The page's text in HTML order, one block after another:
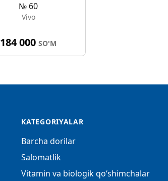
№ 60
Vivo
184 000SO'M
KATEGORIYALAR
Barcha dorilar
Salomatlik
Vitamin va biologik qo‘shimchalar